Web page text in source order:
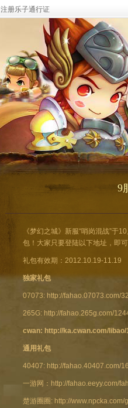
注册乐子通行证
9
《梦幻之城》新服“哨岗混战”于
包！大家只要登陆以下地址，即可
礼包有效期：2012.10.19-11.19
独家礼包
07073: http://fahao.07073.com/
265G: http://fahao.265g.com/
cwan: http://ka.cwan.com/
通用礼包
40407: http://fahao.40407.com/
一游网： http://fahao.eeyy.com/
楚游圈圈: http://www.npcka.com/